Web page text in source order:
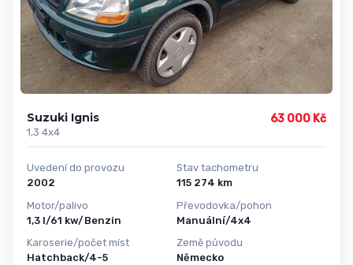
Suzuki Ignis
1,3 4x4
63 000 Kč
Uvedení do provozu
2002
Motor/palivo
1,3 l/61 kw/Benzin
Karoserie/počet míst
Hatchback/4-5
Stav tachometru
115 274 km
Převodovka/pohon
Manuální/4x4
Země původu
Německo